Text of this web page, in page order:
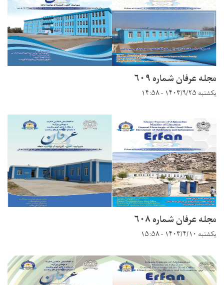
مجله عرفان شماره ۶۰۹
یکشنبه ۱۴۰۳/۹/۲۵ - ۱۴:۵۸
مجله عرفان شماره ۶۰۸
یکشنبه ۱۴۰۳/۴/۱۰ - ۱۵:۵۸